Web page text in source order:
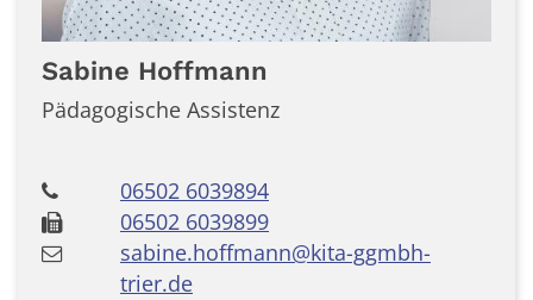
Sabine Hoffmann
Pädagogische Assistenz
06502 6039894
06502 6039899
sabine.hoffmann@kita-ggmbh-
trier.de